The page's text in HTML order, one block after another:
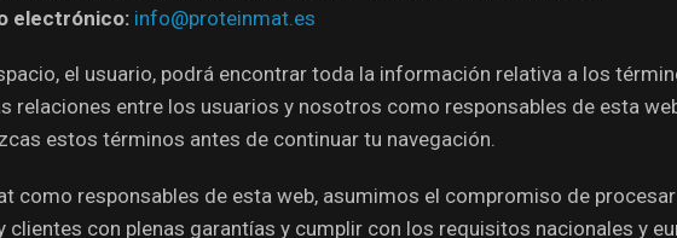
electrónico: info@proteinmat.es
el usuario, podrá encontrar toda la información relativa a los
relaciones entre los usuarios y nosotros como responsables de esta
estos términos antes de continuar tu navegación.
como responsables de esta web, asumimos el compromiso de
clientes con plenas garantías y cumplir con los requisitos nacionales y